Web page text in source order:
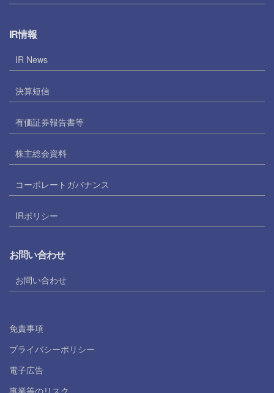
IR情報
IR News
決算短信
有価証券報告書等
株主総会資料
コーポレートガバナンス
IRポリシー
お問い合わせ
お問い合わせ
免責事項
プライバシーポリシー
電子広告